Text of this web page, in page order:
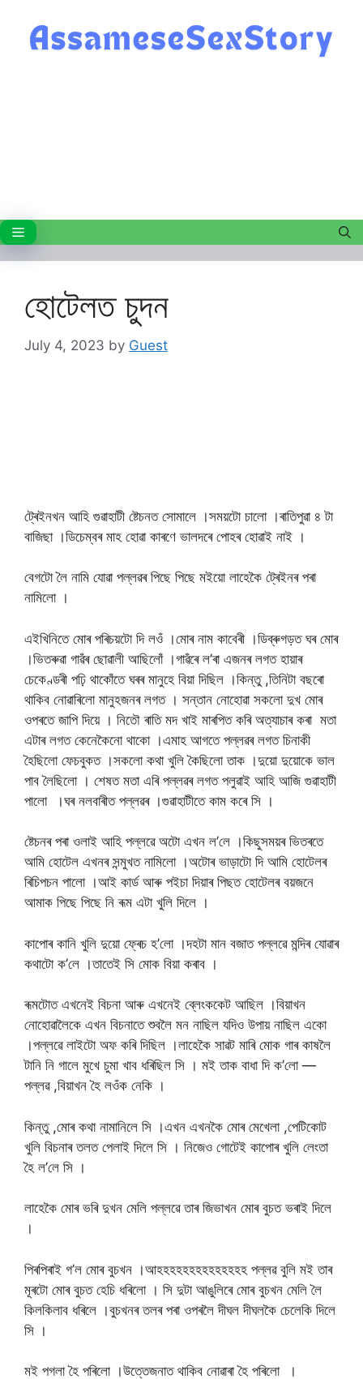
content
Menu
হোটেলত চুদন
July 4, 2023 by Guest
ট্ৰেইনখন আহি গুৱাহাটী ষ্টেচনত সোমালে ।সময়টো চালো ।ৰাতিপুৱা ৪ টা
বাজিছা ।ডিচেম্বৰ মাহ হোৱা কাৰণে ভালদৰে পোহৰ হোৱাই নাই ।
বেগটো লৈ নামি যোৱা পল্লৱৰ পিছে পিছে মইয়ো লাহেকৈ ট্ৰেইনৰ পৰা
নামিলো ।
এইখিনিতে মোৰ পৰিচয়টো দি লওঁ ।মোৰ নাম কাবেৰী ।ডিব্ৰুগড়ত ঘৰ মোৰ
।ভিতৰুৱা গাৱঁৰ ছোৱালী আছিলোঁ ।গাৱঁৰে ল’ৰা এজনৰ লগত হায়াৰ
চেকেণ্ডৰী পঢ়ি থাকোঁতে ঘৰৰ মানুহে বিয়া দিছিল ।কিন্তু ,তিনিটা বছৰো
থাকিব নোৱাৰিলো মানুহজনৰ লগত । সন্তান নোহোৱা সকলো দুখ মোৰ
ওপৰতে জাপি দিয়ে । নিতৌ ৰাতি মদ খাই মাৰপিত কৰি অত্যাচাৰ কৰা মতা
এটাৰ লগত কেনেকৈনো থাকো ।এমাহ আগতে পল্লৱৰ লগত চিনাকী
হৈছিলো ফেচবুকত ।সকলো কথা খুলি কৈছিলো তাক ।দুয়ো দুয়োকে ভাল
পাব লৈছিলো । শেষত মতা এৰি পল্লৱৰ লগত পলুৱাই আহি আজি গুৱাহাটী
পালো ।ঘৰ নলবাৰীত পল্লৱৰ ।গুৱাহাটীতে কাম কৰে সি ।
ষ্টেচনৰ পৰা ওলাই আহি পল্লৱে অটো এখন ল’লে ।কিছুসময়ৰ ভিতৰতে
আমি হোটেল এখনৰ সন্মুখত নামিলো ।অটোৰ ভাড়াটো দি আমি হোটেলৰ
ৰিচিপচন পালো ।আই কাৰ্ড আৰু পইচা দিয়াৰ পিছত হোটেলৰ বয়জনে
আমাক পিছে পিছে নি ৰূম এটা খুলি দিলে ।
কাপোৰ কানি খুলি দুয়ো ফ্ৰেচ হ’লো ।দহটা মান বজাত পল্লৱে মন্দিৰ যোৱাৰ
কথাটো ক’লে ।তাতেই সি মোক বিয়া কৰাব ।
ৰূমটোত এখনেই বিচনা আৰু এখনেই ব্লেংককেট আছিল ।বিয়াখন
নোহোৱালৈকে এখন বিচনাতে শুবলৈ মন নাছিল যদিও উপায় নাছিল একো
।পল্লৱে লাইটো অফ কৰি দিছিল ।লাহেকৈ সাৱট মাৰি মোক গাৰ কাষলৈ
টানি নি গালে মুখে চুমা খাব ধৰিছিল সি । মই তাক বাধা দি ক’লো —
পল্লৱ ,বিয়াখন হৈ লওঁক নেকি ।
কিন্তু ,মোৰ কথা নামানিলে সি ।এখন এখনকৈ মোৰ মেখেলা ,পেটিকোট
খুলি বিচনাৰ তলত পেলাই দিলে সি । নিজেও গোটেই কাপোৰ খুলি লেংতা
হৈ ল’লে সি ।
লাহেকৈ মোৰ ভৰি দুখন মেলি পল্লৱে তাৰ জিভাখন মোৰ বুচত ভৰাই দিলে
।
পিৰপিৰাই গ’ল মোৰ বুচখন ।আহহহহহহহহহহহহহহ পল্লৱ বুলি মই তাৰ
মূৰটো মোৰ বুচত হেচি ধৰিলো । সি দুটা আঙুলিৰে মোৰ বুচখন মেলি লৈ
কিলকিলাব ধৰিলে ।বুচখনৰ তলৰ পৰা ওপৰলৈ দীঘল দীঘলকৈ চেলেকি দিলে
সি ।
মই পগলা হৈ পৰিলো ।উত্তেজনাত থাকিব নোৱাৰা হৈ পৰিলো ।